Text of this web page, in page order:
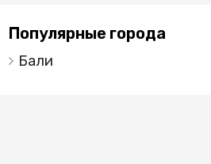
Популярные города
Бали